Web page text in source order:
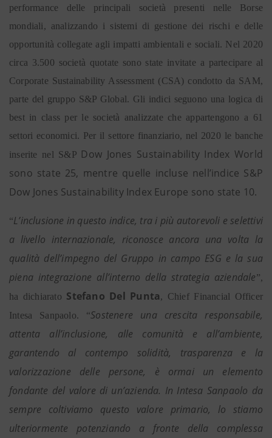
performance delle principali società presenti nelle Borse
mondiali, analizzando i sistemi di gestione dei rischi e delle
opportunità collegate agli impatti ambientali e sociali. Nel 2020
circa 3.500 società quotate sono state invitate a partecipare al
Corporate Sustainability Assessment (CSA) condotto da SAM,
parte del gruppo S&P Global. Gli indici seguono una logica di
best in class per le società analizzate che appartengono a 61
settori economici. Per il settore finanziario, nel 2020 le banche
inserite nel S&P Dow Jones Sustainability Index World
sono state 25, mentre quelle incluse nell’indice S&P
Dow Jones Sustainability Index Europe sono state 10.
“L’inclusione in questo indice, tra i più autorevoli e selettivi
a livello internazionale, riconosce ancora una volta la
qualità dell’impegno del Gruppo in campo ESG e la sua
piena integrazione all’interno della strategia aziendale”,
ha dichiarato Stefano Del Punta, Chief Financial Officer
Intesa Sanpaolo. “Sostenere una crescita responsabile,
attenta all’inclusione, alle comunità e all’ambiente,
garantendo al contempo solidità, trasparenza e la
valorizzazione delle persone, è ormai un elemento
fondante del valore di un’azienda. In Intesa Sanpaolo da
sempre coltiviamo questo valore primario, lo stiamo
ulteriormente potenziando a fronte della complessa